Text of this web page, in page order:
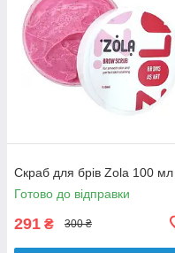
Скраб для брів Zola 100 мл
Готово до відправки
291 ₴ 300 ₴